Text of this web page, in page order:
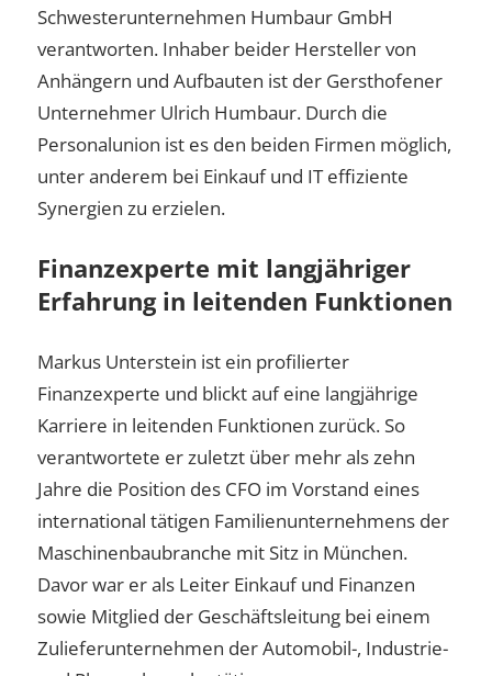
Schwesterunternehmen Humbaur GmbH
verantworten. Inhaber beider Hersteller von
Anhängern und Aufbauten ist der Gersthofener
Unternehmer Ulrich Humbaur. Durch die
Personalunion ist es den beiden Firmen möglich,
unter anderem bei Einkauf und IT effiziente
Synergien zu erzielen.
Finanzexperte mit langjähriger
Erfahrung in leitenden Funktionen
Markus Unterstein ist ein profilierter
Finanzexperte und blickt auf eine langjährige
Karriere in leitenden Funktionen zurück. So
verantwortete er zuletzt über mehr als zehn
Jahre die Position des CFO im Vorstand eines
international tätigen Familienunternehmens der
Maschinenbaubranche mit Sitz in München.
Davor war er als Leiter Einkauf und Finanzen
sowie Mitglied der Geschäftsleitung bei einem
Zulieferunternehmen der Automobil-, Industrie-